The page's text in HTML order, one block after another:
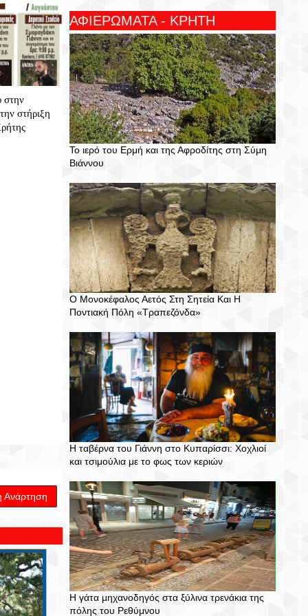
στην
στήριξη
Ανάρτηση
ΑΦΙΕΡΩΜΑΤΑ - ΚΡΗΤΗ
Το ιερό του Ερμή και της Αφροδίτης στη Σύμη
Βιάννου
Ο Μονοκέφαλος Αετός Στη Σητεία Και Η
Ποντιακή Πόλη «Τραπεζόνδα»
Η ταβέρνα του Γιάννη στο Κυπαρίσσι: Χοχλιοί
και τσιμούλια με το φως των κεριών
Η γάτα μηχανοδηγός στα ξύλινα τρενάκια της
πόλης του Ρεθύμνου